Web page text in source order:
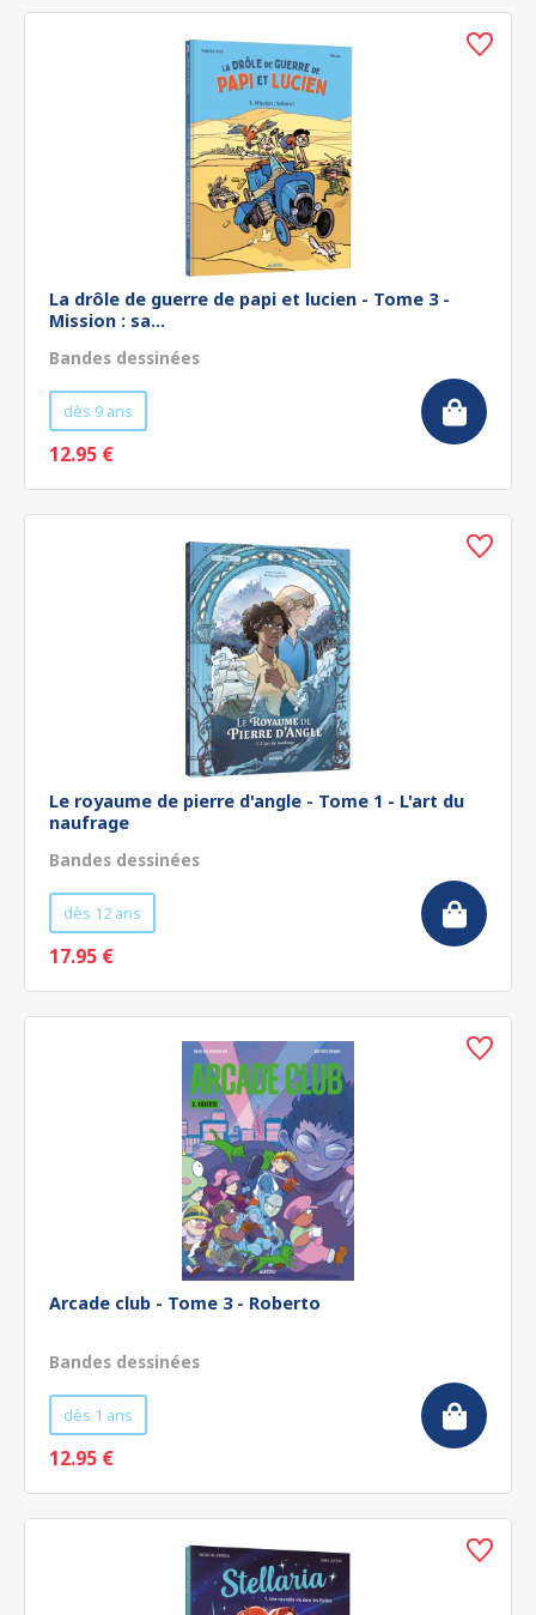
La drôle de guerre de papi et lucien - Tome 3 -
Mission : sa...
Bandes dessinées
dès 9 ans
12.95 €
Le royaume de pierre d'angle - Tome 1 - L'art du
naufrage
Bandes dessinées
dès 12 ans
17.95 €
Arcade club - Tome 3 - Roberto
Bandes dessinées
dès 1 ans
12.95 €